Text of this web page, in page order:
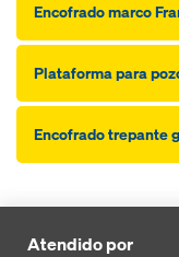
Encofrado marco
Plataforma para
Encofrado trepante
Atendido por